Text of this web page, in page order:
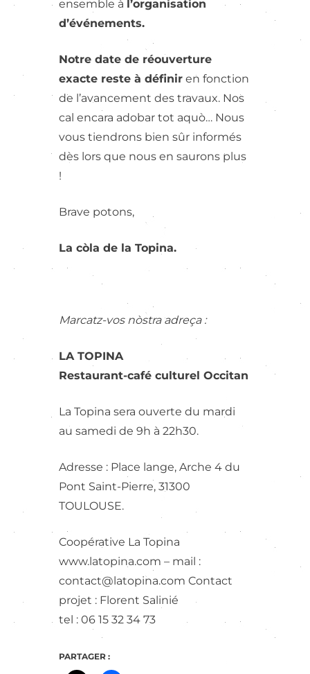
ensemble à l’organisation
d’événements.
Notre date de réouverture
exacte reste à définir en fonction
de l’avancement des travaux. Nos
cal encara adobar tot aquò… Nous
vous tiendrons bien sûr informés
dès lors que nous en saurons plus
!
Brave potons,
La còla de la Topina.
Marcatz-vos nòstra adreça :
LA TOPINA
Restaurant-café culturel Occitan
La Topina sera ouverte du mardi
au samedi de 9h à 22h30.
Adresse : Place lange, Arche 4 du
Pont Saint-Pierre, 31300
TOULOUSE.
Coopérative La Topina
www.latopina.com – mail :
contact@latopina.com Contact
projet : Florent Salinié
tel : 06 15 32 34 73
PARTAGER :